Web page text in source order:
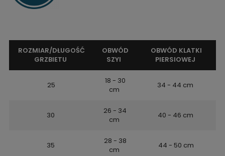
ROZMIAR/DŁUGOŚĆ
GRZBIETU
OBWÓD
SZYI
OBWÓD KLATKI
PIERSIOWEJ
25
18 - 30
cm
34 - 44 cm
30
26 - 34
cm
40 - 46 cm
35
28 - 38
cm
44 - 50 cm